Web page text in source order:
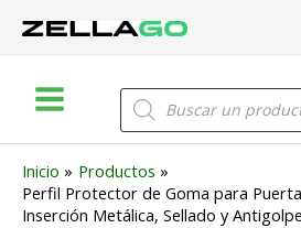
Menu
Búsqueda
de
productos
Inicio
Productos
Perfil Protector de Goma para
Inserción Metálica, Sellado y